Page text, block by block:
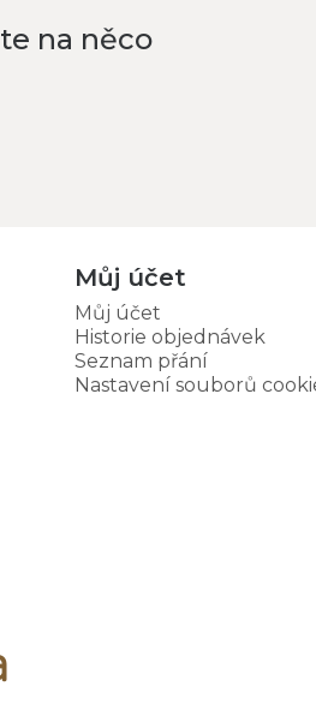
na něco
Můj účet
Můj účet
Historie objednávek
Seznam přání
Nastavení souborů